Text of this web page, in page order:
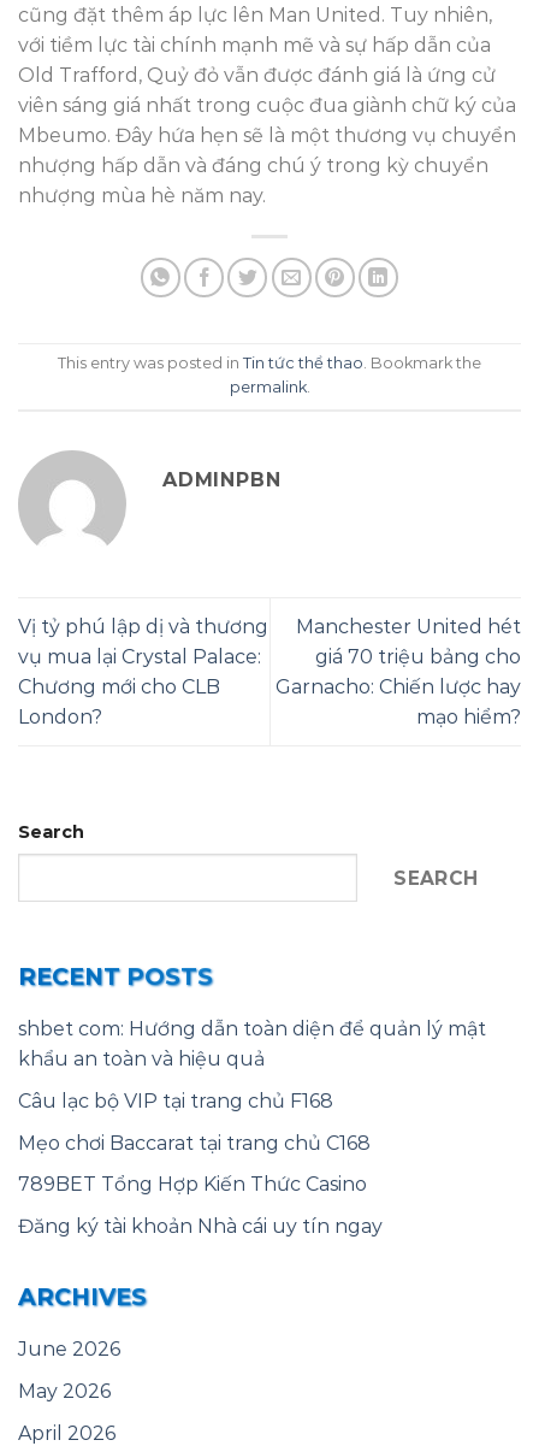
cũng đặt thêm áp lực lên Man United. Tuy nhiên,
với tiềm lực tài chính mạnh mẽ và sự hấp dẫn của
Old Trafford, Quỷ đỏ vẫn được đánh giá là ứng cử
viên sáng giá nhất trong cuộc đua giành chữ ký của
Mbeumo. Đây hứa hẹn sẽ là một thương vụ chuyển
nhượng hấp dẫn và đáng chú ý trong kỳ chuyển
nhượng mùa hè năm nay.
This entry was posted in Tin tức thể thao . Bookmark the
permalink.
ADMINPBN
Vị tỷ phú lập dị và thương
vụ mua lại Crystal Palace:
Chương mới cho CLB
London?
Manchester United hét
giá 70 triệu bảng cho
Garnacho: Chiến lược hay
mạo hiểm?
Search
SEARCH
RECENT POSTS
shbet com: Hướng dẫn toàn diện để quản lý mật
khẩu an toàn và hiệu quả
Câu lạc bộ VIP tại trang chủ F168
Mẹo chơi Baccarat tại trang chủ C168
789BET Tổng Hợp Kiến Thức Casino
Đăng ký tài khoản Nhà cái uy tín ngay
ARCHIVES
June 2026
May 2026
April 2026